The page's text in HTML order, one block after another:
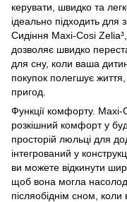
керувати, швидко та
ідеально підходить для
Сидіння Maxi-Cosi
дозволяє швидко
для сну, коли ваша
покупок полегшує
пригод.
Функції комфорту. Maxi-
розкішний комфорт у
просторій люльці для
інтегрований у
ви можете відкинути
щоб вона могла
післяобіднім сном,